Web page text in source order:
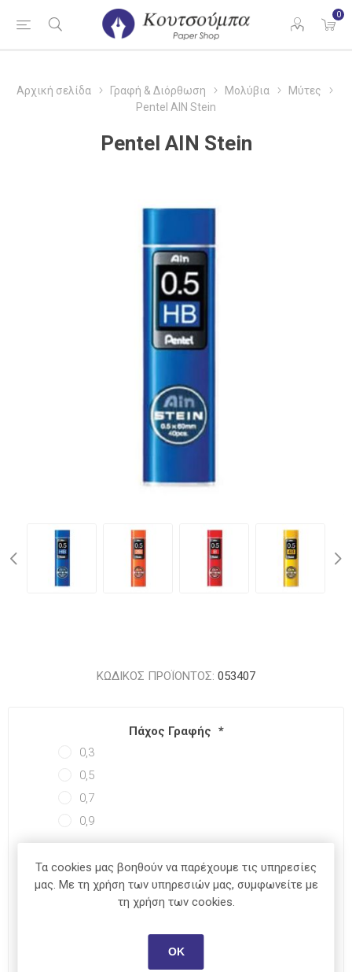
0
Αρχική σελίδα Γραφή & Διόρθωση Μολύβια
Μύτες
Pentel AIN Stein
Pentel AIN Stein
ΚΩΔΙΚΟΣ ΠΡΟΪΟΝΤΟΣ: 053407
Πάχος Γραφής *
0,3
0,5
0,7
0,9
ΆΜΕΣΑ ΔΙΑΘΈΣΙΜΟ
Τα cookies μας βοηθούν να παρέχουμε τις υπηρεσίες
μας. Με τη χρήση των υπηρεσιών μας, συμφωνείτε με
τη χρήση των cookies.
ΟΚ